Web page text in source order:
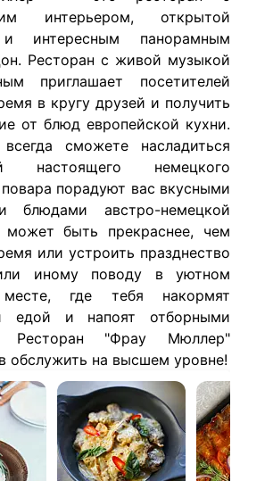
интерьером, открытой
интересным панорамным
Ресторан с живой музыкой
приглашает посетителей
в кругу друзей и получить
от блюд европейской кухни.
сможете насладиться
настоящего немецкого
повара порадуют вас вкусными
блюдами австро-немецкой
может быть прекраснее, чем
или устроить празднество
иному поводу в уютном
где тебя накормят
едой и напоят отборными
Ресторан "Фрау Мюллер"
обслужить на высшем уровне!